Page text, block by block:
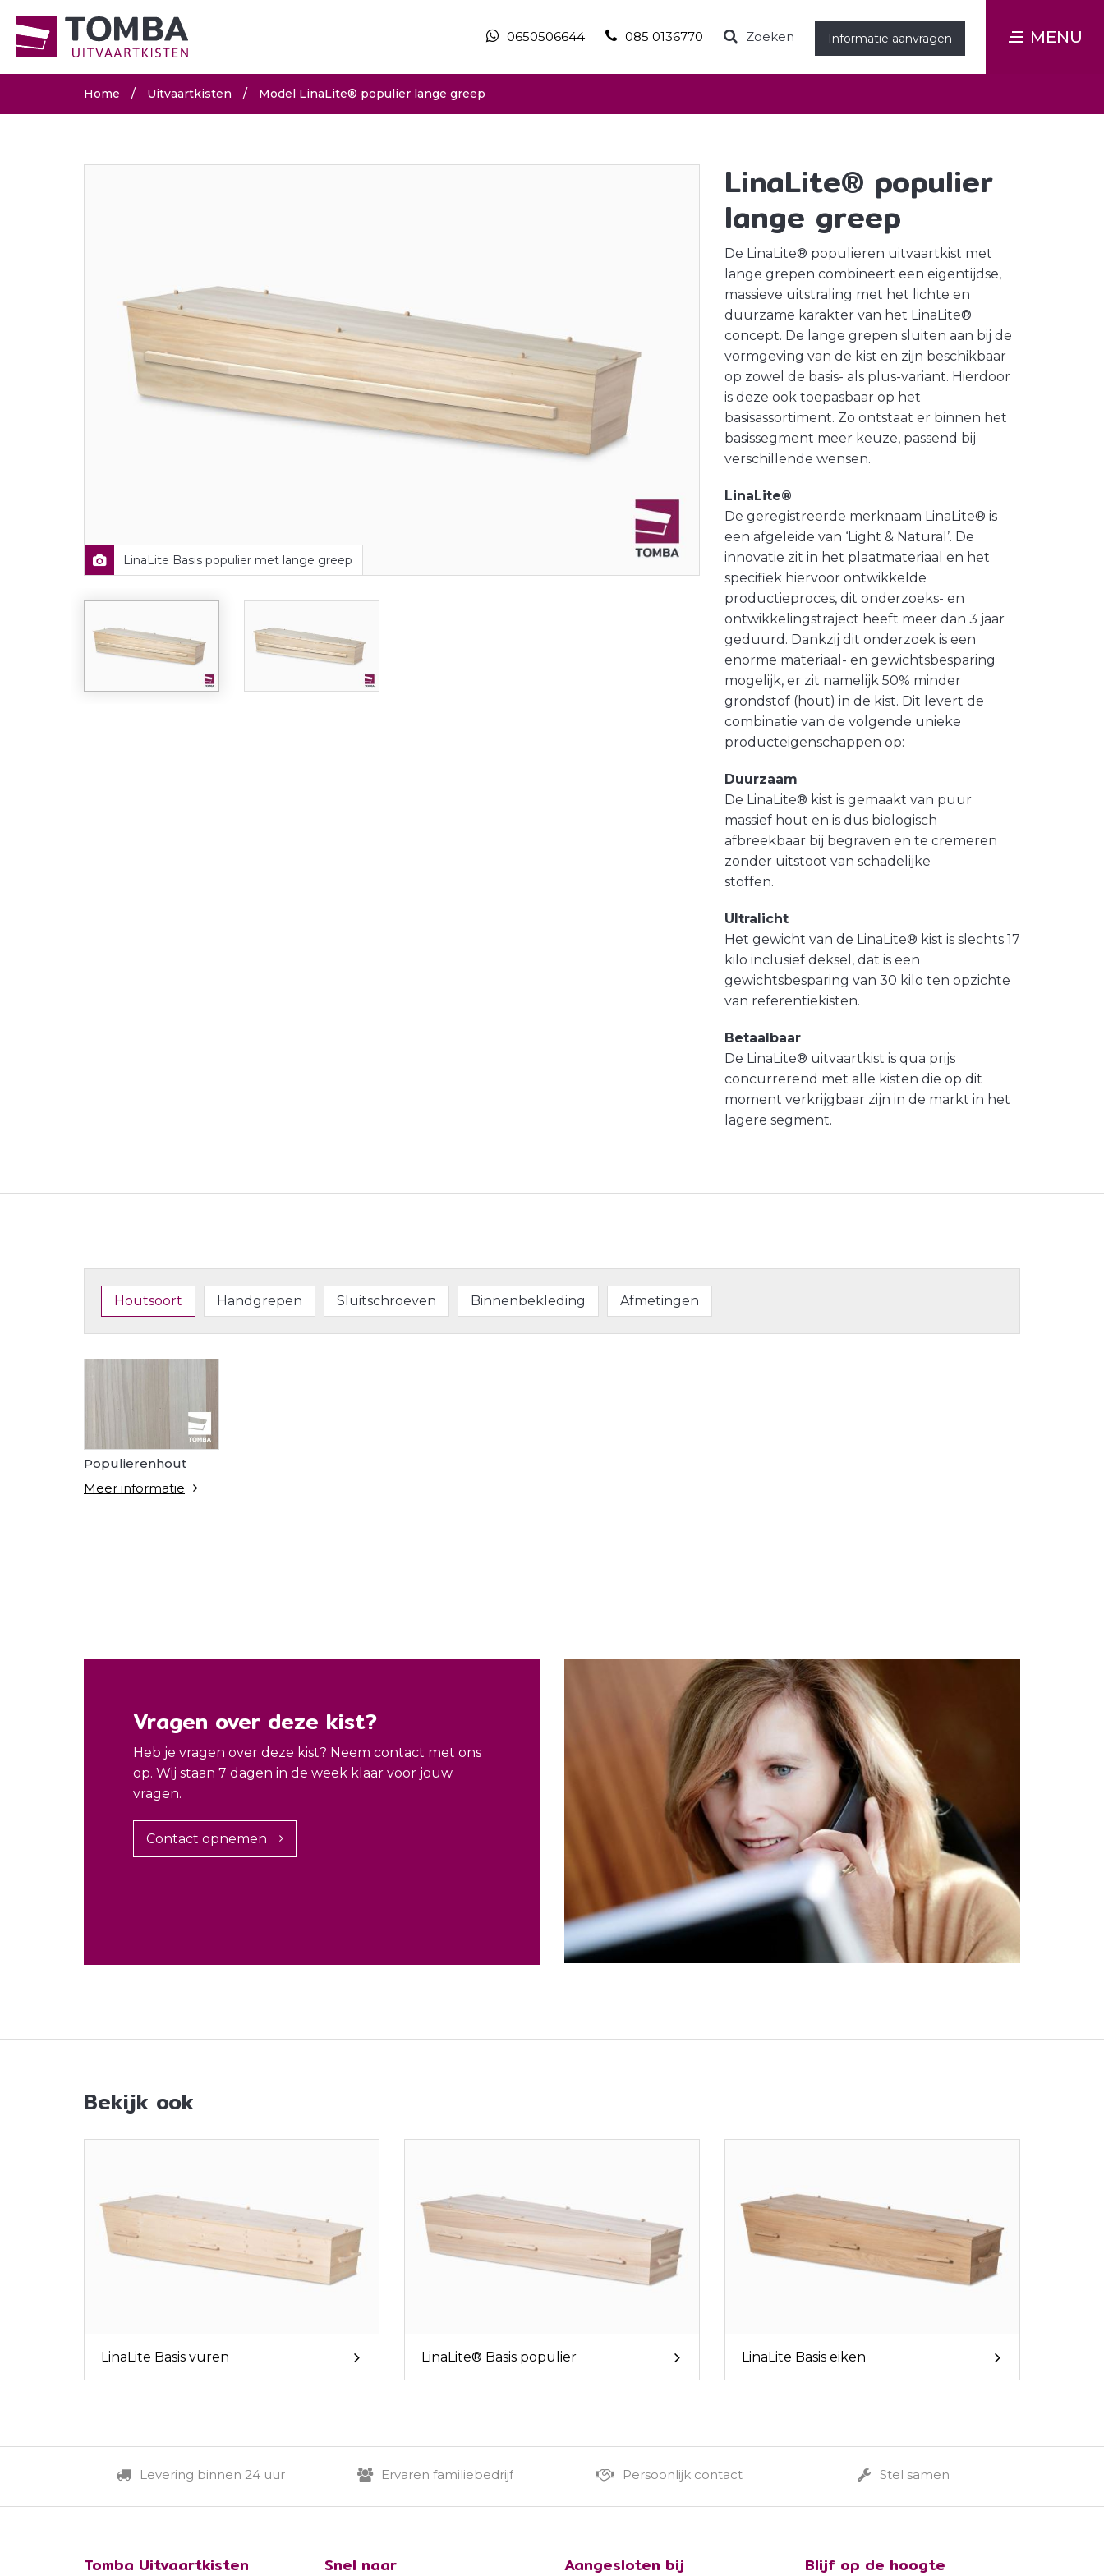
MENU
Informatie aanvragen
Zoeken
085 0136770
0650506644
Home / Uitvaartkisten / Model LinaLite® populier lange greep
LinaLite® populier
lange greep
De LinaLite® populieren uitvaartkist met
lange grepen combineert een eigentijdse,
massieve uitstraling met het lichte en
duurzame karakter van het LinaLite®
concept. De lange grepen sluiten aan bij de
vormgeving van de kist en zijn beschikbaar
op zowel de basis- als plus-variant. Hierdoor
is deze ook toepasbaar op het
basisassortiment. Zo ontstaat er binnen het
basissegment meer keuze, passend bij
verschillende wensen.
LinaLite®
De geregistreerde merknaam LinaLite® is
een afgeleide van ‘Light & Natural’. De
innovatie zit in het plaatmateriaal en het
specifiek hiervoor ontwikkelde
productieproces, dit onderzoeks- en
ontwikkelingstraject heeft meer dan 3 jaar
geduurd. Dankzij dit onderzoek is een
enorme materiaal- en gewichtsbesparing
mogelijk, er zit namelijk 50% minder
grondstof (hout) in de kist. Dit levert de
combinatie van de volgende unieke
producteigenschappen op:
Duurzaam
De LinaLite® kist is gemaakt van puur
massief hout en is dus biologisch
afbreekbaar bij begraven en te cremeren
zonder uitstoot van schadelijke
stoffen.
Ultralicht
Het gewicht van de LinaLite® kist is slechts 17
kilo inclusief deksel, dat is een
gewichtsbesparing van 30 kilo ten opzichte
van referentiekisten.
Betaalbaar
De LinaLite® uitvaartkist is qua prijs
concurrerend met alle kisten die op dit
moment verkrijgbaar zijn in de markt in het
lagere segment.
LinaLite Basis populier met lange greep
LinaLite Plus populier met lange greep
Houtsoort Handgrepen Sluitschroeven Binnenbekleding Afmetingen
Populierenhout
Meer informatie
Vragen over deze kist?
Heb je vragen over deze kist? Neem contact met ons
op. Wij staan 7 dagen in de week klaar voor jouw
vragen.
Contact opnemen
Bekijk ook
LinaLite Basis vuren LinaLite® Basis populier LinaLite Basis eiken
Levering binnen 24 uur Ervaren familiebedrijf Persoonlijk contact Stel samen
Tomba Uitvaartkisten Snel naar Aangesloten bij Blijf op de hoogte